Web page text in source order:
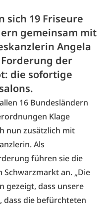
sich 19 Friseure
gemeinsam mit
Angela
der
die sofortige
16 Bundesländern
Klage
nun zusätzlich mit
Als
führen sie die
an. „Die
gezeigt, dass unsere
dass die befürchteten